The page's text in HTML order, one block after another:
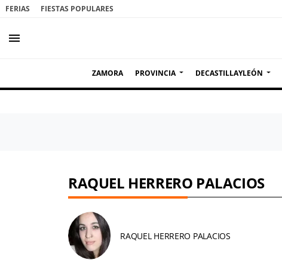
FERIAS FIESTAS POPULARES
menu
ZAMORA PROVINCIA DECASTILLAYLEÓN
RAQUEL HERRERO PALACIOS
RAQUEL HERRERO PALACIOS